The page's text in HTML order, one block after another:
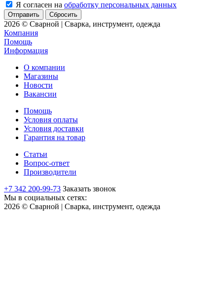
Я согласен на обработку персональных данных
Сбросить
2026 © Сварной | Сварка, инструмент, одежда
Компания
Помощь
Информация
О компании
Магазины
Новости
Вакансии
Помощь
Условия оплаты
Условия доставки
Гарантия на товар
Статьи
Вопрос-ответ
Производители
+7 342 200-99-73 Заказать звонок
Мы в социальных сетях:
2026 © Сварной | Сварка, инструмент, одежда